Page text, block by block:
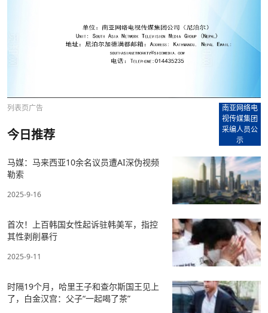
列表页广告
南亚网络电
视传媒集团
采编人员公
示
今日推荐
马媒：马来西亚10余名议员遭AI深伪视频
勒索
2025-9-16
首次！上百韩国女性起诉驻韩美军，指控
其性剥削暴行
2025-9-11
时隔19个月，哈里王子和查尔斯国王见上
了，白金汉宫：父子“一起喝了茶”